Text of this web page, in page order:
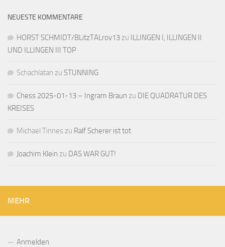
NEUESTE KOMMENTARE
HORST SCHMIDT/BLitzTALrov13zu ILLINGEN I, ILLINGEN II
UND ILLINGEN III TOP
Schachlatan zu STUNNING
Chess 2025-01-13 – Ingram Braun zu DIE QUADRATUR DES
KREISES
Michael Tinnes zu Ralf Scherer ist tot
Joachim Klein zu DAS WAR GUT!
MEHR
Anmelden